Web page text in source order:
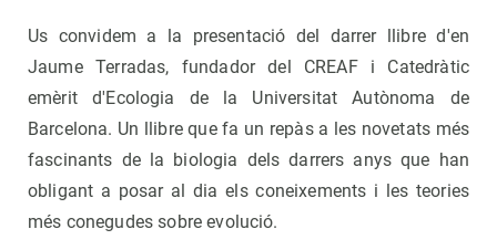
Us convidem a la presentació del darrer llibre d'en
Jaume Terradas, fundador del CREAF i Catedràtic
emèrit d'Ecologia de la Universitat Autònoma de
Barcelona. Un llibre que fa un repàs a les novetats més
fascinants de la biologia dels darrers anys que han
obligant a posar al dia els coneixements i les teories
més conegudes sobre evolució.